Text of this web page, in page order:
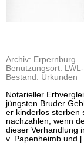
Archiv: Erpernburg
Benutzungsort:
Bestand: Urkunden
Notarieller
jüngsten Bruder
er kinderlos sterben
nachzahlen, wenn
dieser Verhandlung
v. Papenheimb und